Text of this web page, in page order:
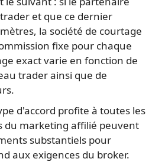
et que ce dernier
la société de courtage
fixe pour chaque
exact varie en fonction de
trader ainsi que de
d'accord profite à toutes les
du marketing affilié peuvent
substantiels pour
aux exigences du broker.